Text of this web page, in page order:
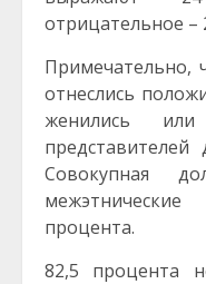
отрицательное –
Примечательно,
отнеслись
женились
представителей
Совокупная
процента.
82,5 процента